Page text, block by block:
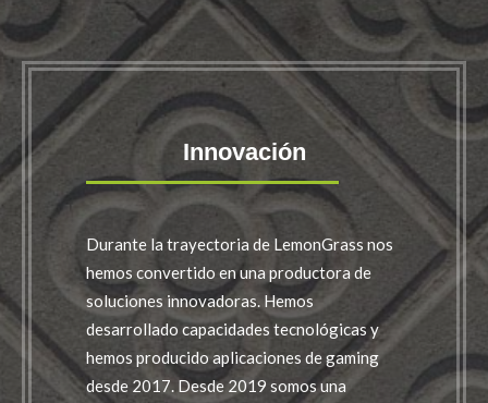
Innovación
Durante la trayectoria de LemonGrass nos
hemos convertido en una productora de
soluciones innovadoras. Hemos
desarrollado capacidades tecnológicas y
hemos producido aplicaciones de gaming
desde 2017. Desde 2019 somos una